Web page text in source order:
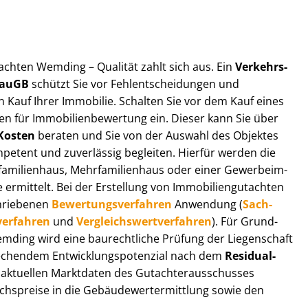
Wemding – Qualität zahlt sich aus. Ein Ver­kehrs­
schützt Sie vor Fehl­ent­schei­dun­gen und
Ihrer Immobilie. Schalten Sie vor dem Kauf eines
für Im­mo­bi­li­en­be­wer­tung ein. Dieser kann Sie über
beraten und Sie von der Auswahl des Objektes
und zuverlässig begleiten. Hierfür werden die
Mehr­fa­mi­li­en­haus oder einer Ge­wer­be­im­
Bei der Erstellung von Im­mo­bi­li­en­gut­ach­ten
Be­wer­tungs­ver­fah­ren Anwendung (Sach­
und Ver­gleichs­wert­ver­fah­ren). Für Grund­
wird eine baurechtliche Prüfung der Liegenschaft
Ent­wick­lungs­po­ten­zi­al nach dem Re­si­du­al­
Marktdaten des Gut­ach­ter­aus­schus­ses
in die Ge­bäu­de­wert­ermitt­lung sowie den